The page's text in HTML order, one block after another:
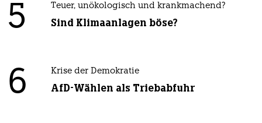
5 Teuer, unökologisch und krankmachend?
Sind Klimaanlagen böse?
6 Krise der Demokratie
AfD-Wählen als Triebabfuhr